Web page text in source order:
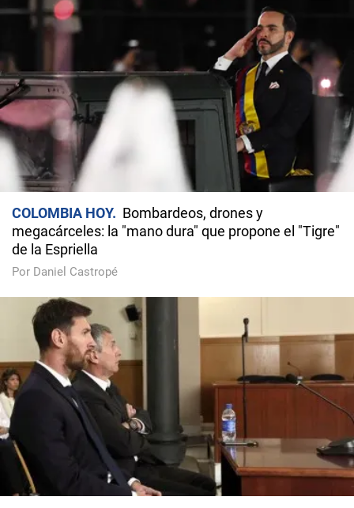
COLOMBIA HOY
Bombardeos, drones y
megacárceles: la "mano dura" que propone el "Tigre"
de la Espriella
Por Daniel Castropé